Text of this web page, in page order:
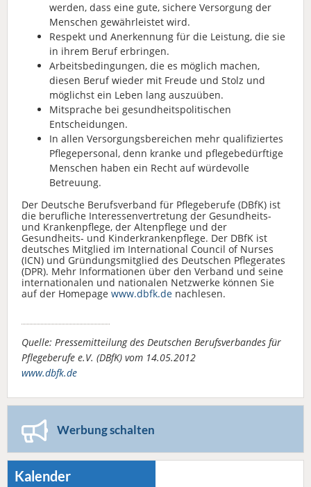
werden, dass eine gute, sichere Versorgung der
Menschen gewährleistet wird.
Respekt und Anerkennung für die Leistung, die sie
in ihrem Beruf erbringen.
Arbeitsbedingungen, die es möglich machen,
diesen Beruf wieder mit Freude und Stolz und
möglichst ein Leben lang auszuüben.
Mitsprache bei gesundheitspolitischen
Entscheidungen.
In allen Versorgungsbereichen mehr qualifiziertes
Pflegepersonal, denn kranke und pflegebedürftige
Menschen haben ein Recht auf würdevolle
Betreuung.
Der Deutsche Berufsverband für Pflegeberufe (DBfK) ist
die berufliche Interessenvertretung der Gesundheits-
und Krankenpflege, der Altenpflege und der
Gesundheits- und Kinderkrankenpflege. Der DBfK ist
deutsches Mitglied im International Council of Nurses
(ICN) und Gründungsmitglied des Deutschen Pflegerates
(DPR). Mehr Informationen über den Verband und seine
internationalen und nationalen Netzwerke können Sie
auf der Homepage www.dbfk.de nachlesen.
Quelle: Pressemitteilung des Deutschen Berufsverbandes für
Pflegeberufe e.V. (DBfK) vom 14.05.2012
www.dbfk.de
Werbung schalten
Kalender